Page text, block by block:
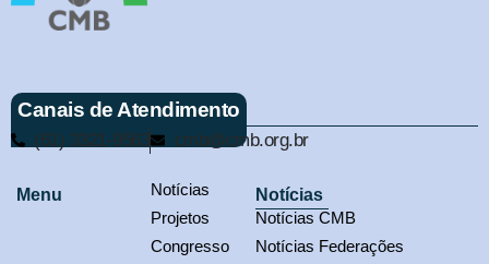
Canais de Atendimento
(61) 3321-9563 cmb@cmb.org.br
Menu
Notícias
Projetos
Congresso
Notícias
Notícias CMB
Notícias Federações